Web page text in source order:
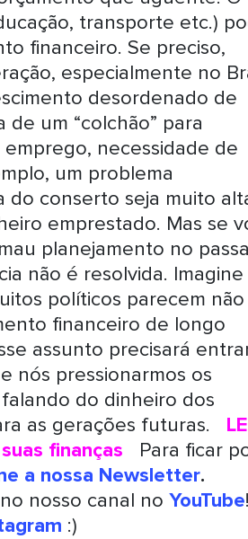
transporte etc.)
financeiro. Se preciso,
especialmente no
desordenado de
um “colchão” para
necessidade de
um problema
do conserto seja muito
emprestado. Mas se
planejamento no
não é resolvida. Imagine
políticos parecem não
financeiro de longo
assunto precisará
nós pressionarmos os
do dinheiro dos
as gerações futuras.
finanças Para ficar
a nossa Newsletter.
nosso canal no YouTube
:)